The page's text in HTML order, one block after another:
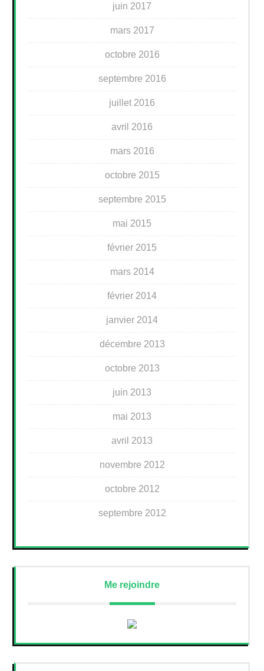
juin 2017
mars 2017
octobre 2016
septembre 2016
juillet 2016
avril 2016
mars 2016
octobre 2015
septembre 2015
mai 2015
février 2015
mars 2014
février 2014
janvier 2014
décembre 2013
octobre 2013
juin 2013
mai 2013
avril 2013
novembre 2012
octobre 2012
septembre 2012
Me rejoindre